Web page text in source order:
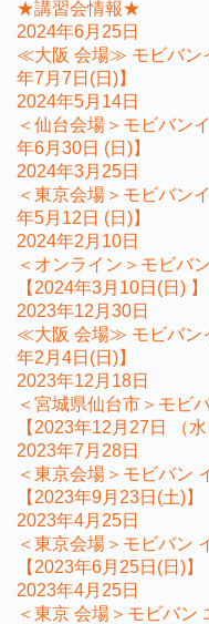
★講習会情報★
2024年6月25日
≪大阪 会場≫ モビバン
年7月7日(日)】
2024年5月14日
＜仙台会場＞モビバン
年6月30日 (日)】
2024年3月25日
＜東京会場＞モビバン
年5月12日 (日)】
2024年2月10日
＜オンライン＞モビバ
【2024年3月10日(日) 】
2023年12月30日
≪大阪 会場≫ モビバン
年2月4日(日)】
2023年12月18日
＜宮城県仙台市＞モビ
【2023年12月27日 （水
2023年7月28日
＜東京会場＞モビバン
【2023年9月23日(土)】
2023年4月25日
＜東京会場＞モビバン
【2023年6月25日(日)】
2023年4月25日
＜東京 会場＞モビバン